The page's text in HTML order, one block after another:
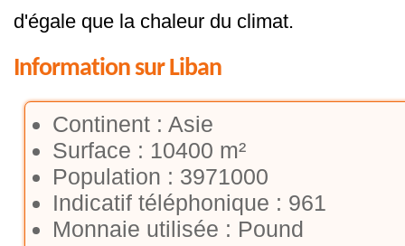
d'égale que la chaleur du climat.
Information sur Liban
Continent : Asie
Surface : 10400 m²
Population : 3971000
Indicatif téléphonique : 961
Monnaie utilisée : Pound